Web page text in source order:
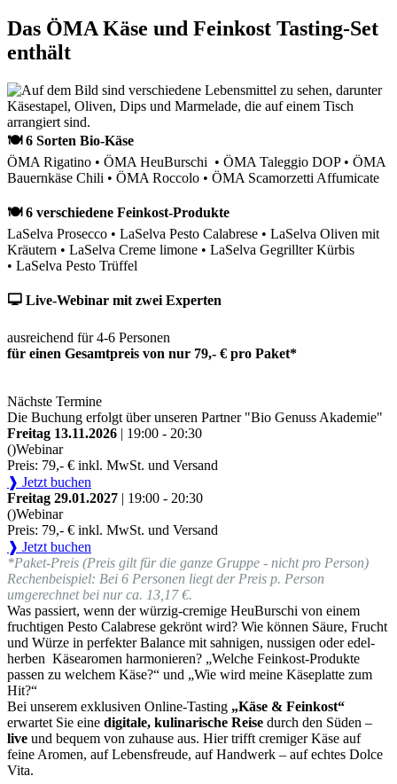
Das ÖMA Käse und Feinkost Tasting-Set
enthält
🍽 6 Sorten Bio-Käse
ÖMA Rigatino • ÖMA HeuBurschi • ÖMA Taleggio DOP • ÖMA
Bauernkäse Chili • ÖMA Roccolo • ÖMA Scamorzetti Affumicate
🍽 6 verschiedene Feinkost-Produkte
LaSelva Prosecco • LaSelva Pesto Calabrese • LaSelva Oliven mit
Kräutern • LaSelva Creme limone • LaSelva Gegrillter Kürbis
• LaSelva Pesto Trüffel
🖵 Live-Webinar mit zwei Experten
ausreichend für 4-6 Personen
für einen Gesamtpreis von nur 79,- € pro Paket*
Nächste Termine
Die Buchung erfolgt über unseren Partner "Bio Genuss Akademie"
Freitag 13.11.2026 | 19:00 - 20:30
()Webinar
Preis: 79,- € inkl. MwSt. und Versand
❱ Jetzt buchen
Freitag 29.01.2027 | 19:00 - 20:30
()Webinar
Preis: 79,- € inkl. MwSt. und Versand
❱ Jetzt buchen
*Paket-Preis (Preis gilt für die ganze Gruppe - nicht pro Person)
Rechenbeispiel: Bei 6 Personen liegt der Preis p. Person
umgerechnet bei nur ca. 13,17 €.
Was passiert, wenn der würzig-cremige HeuBurschi von einem
fruchtigen Pesto Calabrese gekrönt wird? Wie können Säure, Frucht
und Würze in perfekter Balance mit sahnigen, nussigen oder edel-
herben Käsearomen harmonieren? „Welche Feinkost-Produkte
passen zu welchem Käse?“ und „Wie wird meine Käseplatte zum
Hit?“
Bei unserem exklusiven Online-Tasting „Käse & Feinkost“
erwartet Sie eine digitale, kulinarische Reise durch den Süden –
live und bequem von zuhause aus. Hier trifft cremiger Käse auf
feine Aromen, auf Lebensfreude, auf Handwerk – auf echtes Dolce
Vita.